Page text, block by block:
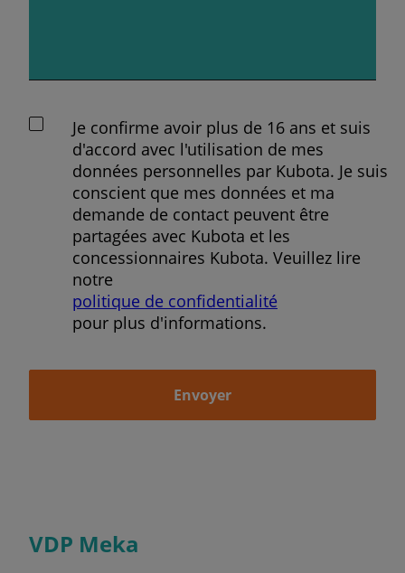
Je confirme avoir plus de 16 ans et suis
d'accord avec l'utilisation de mes
données personnelles par Kubota. Je suis
conscient que mes données et ma
demande de contact peuvent être
partagées avec Kubota et les
concessionnaires Kubota. Veuillez lire
notre
politique de confidentialité
pour plus d'informations.
Envoyer
VDP Meka